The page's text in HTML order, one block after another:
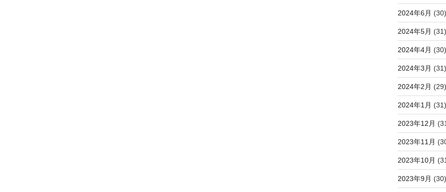
2024年6月 (30)
2024年5月 (31)
2024年4月 (30)
2024年3月 (31)
2024年2月 (29)
2024年1月 (31)
2023年12月
2023年11月
2023年10月
2023年9月 (30)